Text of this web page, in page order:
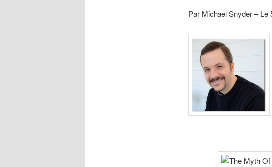
Par Michael Snyder – Le